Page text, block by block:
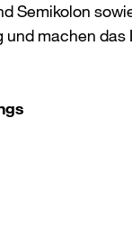
Semikolon
machen das